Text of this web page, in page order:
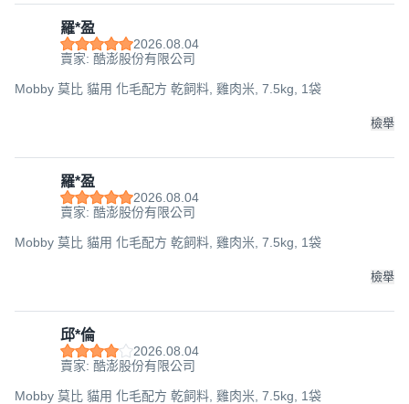
羅*盈
2026.08.04
賣家: 酷澎股份有限公司
Mobby 莫比 貓用 化毛配方 乾飼料, 雞肉米, 7.5kg, 1袋
檢舉
羅*盈
2026.08.04
賣家: 酷澎股份有限公司
Mobby 莫比 貓用 化毛配方 乾飼料, 雞肉米, 7.5kg, 1袋
檢舉
邱*倫
2026.08.04
賣家: 酷澎股份有限公司
Mobby 莫比 貓用 化毛配方 乾飼料, 雞肉米, 7.5kg, 1袋